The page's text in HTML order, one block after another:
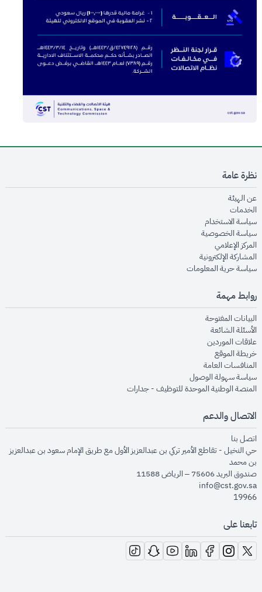
نظرة عامة
عن الهيئةopens in new window
الخدماتopens in new window
سياسة الاستخدام
سياسة الخصوصيةopens in new window
المركز الإعلاميopens in new window
المشاركة الإلكترونيةopens in new window
سياسة حرية المعلوماتopens in new window
روابط مهمة
البيانات المفتوحةopens in new window
الأسئلة الشائعةopens in new window
علاقات الموردينopens in new window
خريطة الموقعopens in new window
المنافسات العامةopens in new window
سياسة سهولة الوصولopens in new window
المنصة الوطنية الموحدة للتوظيف - جداراتopens in new window
الاتصال والدعم
اتصل بنا
حي النخيل - تقاطع الأمير تركي بن عبدالعزيز الأول مع طريق الإمام سعود بن عبدالعزيز
بن محمد
صندوق البريد 75606 – الرياض 11588
info@cst.gov.sa
19966
تابعنا على
opens in new window
opens in new window
opens in new window
opens in new window
opens in new window
opens in new window
opens in new window